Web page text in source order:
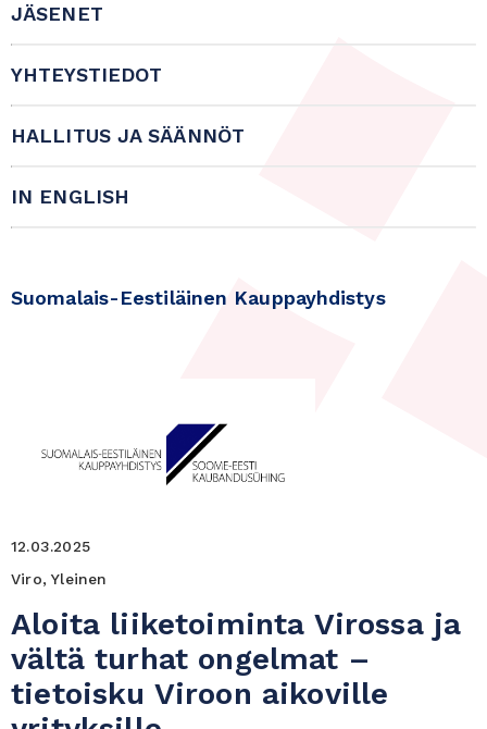
JÄSENET
YHTEYSTIEDOT
HALLITUS JA SÄÄNNÖT
IN ENGLISH
Suomalais-Eestiläinen Kauppayhdistys
12.03.2025
Viro, Yleinen
Aloita liiketoiminta Virossa ja
vältä turhat ongelmat –
tietoisku Viroon aikoville